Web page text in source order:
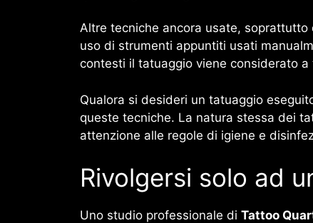
Altre tecniche ancora usate,
uso di strumenti appuntiti usati
contesti il tatuaggio viene considerato
Qualora si desideri un tatuaggio
queste tecniche. La natura stessa dei
attenzione alle regole di igiene e
Rivolgersi solo ad
Uno studio professionale di Tattoo